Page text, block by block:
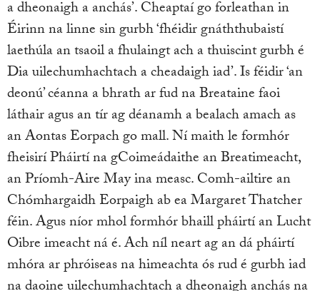
a dheonaigh a anchás’. Cheaptaí go forleathan in
Éirinn na linne sin gurbh ‘fhéidir gnáththubaistí
laethúla an tsaoil a fhulaingt ach a thuiscint gurbh é
Dia uilechumhachtach a cheadaigh iad’. Is féidir ‘an
deonú’ céanna a bhrath ar fud na Breataine faoi
láthair agus an tír ag déanamh a bealach amach as
an Aontas Eorpach go mall. Ní maith le formhór
fheisirí Pháirtí na gCoimeádaithe an Breatimeacht,
an Príomh-Aire May ina measc. Comh-ailtire an
Chómhargaidh Eorpaigh ab ea Margaret Thatcher
féin. Agus níor mhol formhór bhaill pháirtí an Lucht
Oibre imeacht ná é. Ach níl neart ag an dá pháirtí
mhóra ar phróiseas na himeachta ós rud é gurbh iad